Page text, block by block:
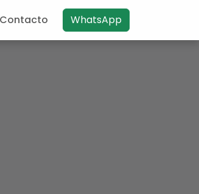
Contacto WhatsApp